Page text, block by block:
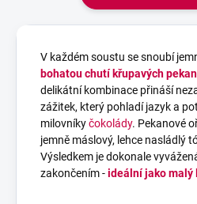
V každém soustu se snoubí
bohatou chutí křupavých
delikátní kombinace přináší
zážitek, který pohladí jazyk a
milovníkyčokolády. Pekanové
jemně máslový, lehce nasládlý
Výsledkem je dokonale
zakončením -ideální jako malý